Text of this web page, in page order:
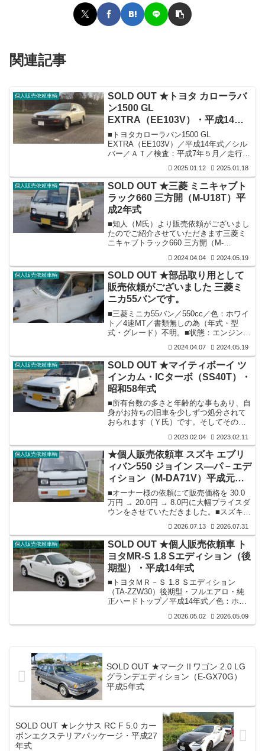
関連記事
個人販売依頼車輌
SOLD OUT ★トヨタ カローラバ
ン1500 GL
EXTRA（EE103V）・平成14年
式
■トヨタカローラバン1500 GL
EXTRA（EE103V）／平成14年式／シル
バー／ＡＴ／検査：平成7年５月／走行：
ルノーマル・フルオリジナル車／内外装
共年式相応（細かい傷・凹み・錆有）／
運転席側の鍵の締まりが悪い／エンジン
含み機関良好／エアコン昨年5月にディラ
ーにて修理済／社外ナビ＆オーディオ付
き。■神戸市西区にお住まいの（U様）所
有のカローラバンでしたが、告知早々商
談成立いたしました。★車輌のお問合せ
につきましては、個人販売...
2025.01.12 2025.01.18
個人販売依頼車輌
SOLD OUT ★三菱 ミニキャブト
ラック660 三方開（M-U18T）平
成2年式
■知人（M氏）より販売依頼がございまし
たのでご紹介させていただきます三菱ミ
ニキャブトラック660 三方開（M-
年強経過している軽トラとは思えない程
良好な車輛状態だと感じました。ご検討
いただければ幸いです。■三菱ミニキャブ
トラック660 三方開（M-U18T）／平成2
年式／ホワイト／4速MT／検査：令和6年
10月／走行：85,000ｋｍ（実走行）。■装
備：実質ワンオーナー車／内装は運転席
シートに破れは有るもののそれ以外は良
好な状態です／...
2024.04.04 2024.05.19
個人販売依頼車輌
SOLD OUT ★部品取り用として
販売依頼がございました 三菱ミ
ニカ55バンです。
■三菱ミニカ55バン／550cc／色：ホワイ
ト／4速MT／書類無しの為（年式・型
式・グレード）不明。■状態：エンジン固
外し）／外装はボンネットとフエンダ－
左右共にフロント部分に錆・腐れあり・
フロア－（表・裏側）驚くほど程度良し
／ミッション入り良し／内装は後部シ－
トだけ座面沈みあり・ダッシュボ－ド破
れ無し／ガレ－ジ保管。■オーナー様談：
程度が良く書類再発行２度陸事にチャレ
ンジするも撃沈／ 錆でお困りの方、我こ
そはとレストアに燃える方の為に低価...
2024.04.07 2024.05.19
個人販売依頼車輌
SOLD OUT ★マイティボーイ ツ
インカム・ICターボ（SS40T）・
昭和58年式
■所有台数の多さと年齢的な事もあり、自
身がお持ちの旧車を少しずつ処分されて
おられます（Ｙ氏）です。そしてその保
だいております当店ですが、昨日このマ
イティボーイでご来店いただき販売依頼
がございましたので、画像を撮り早々に
販売告知の段取りをしていました所、以
前より軽自動車でピックアップ系の出物
が有れば紹介していただきたいとの依頼
を受けていました（Ｔ氏）を思い出し情
報提供いたしますと、早々にご来店いた
だき購入方向で検討いたしますとの話と
2023.02.04 2023.02.11
個人販売依頼車輌
★個人販売依頼車 スズキ エブリ
ィバン550 ジョイン ス―パ－エデ
ィション（M-DA71V）平成元年
式ですが2度目の大幅プライスダ
ウンとなりました。
■オーナー様の依頼にて販売価格を 30.0
万円 → 20.0円 → 8.0円に大幅プライスダ
ウンをさせていただきました。■スズキ
ィション（M-DA71V）／平成元年式／ホ
ワイト／5速MT／検査切れ／走行：
52,300ｋｍ／修復歴無し。■状態：各機関
良好／エンジン・ミッションからのオイ
ル漏れ無し／令和3年10月タイミングベル
ト交換（画像参照）／エアコン付きです
が効いていません／内外装共良好／フロ
ントウインドウストリップの境に小さな
錆有...
2026.07.13 2026.07.31
個人販売依頼車輌
SOLD OUT ★個人販売依頼車 ト
ヨタMR-S 1.8 Sエディション（後
期型）・平成14年式
■トヨタＭＲ－Ｓ 1.8 Ｓエディション
（TA-ZZW30）後期型・フルエアロ・純
正ハードトップ／平成14年式／色：ホワ
ｋｍ （実走行）／事故歴無。■装備：2オ
保管／マニア必見車輛！！。※申し訳ご
ざいませんが、現装着のワークマイスタ
ーホイール16インチ＆タイヤは売却時純
2026.05.02 2026.05.09
SOLD OUT ★マークⅡワゴン 2.0 LG
グランデエディション（E-GX70G）
平成5年式
SOLD OUT ★レクサス RC F 5.0 カー
ボンエクステリアパッケージ・平成27
年式